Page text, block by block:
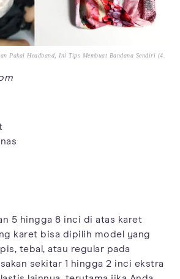
Pakai Headband, Ini Tips Membuat Bandana Sendiri (4.
5 hingga 8 inci di atas karet
karet bisa dipilih model yang
tebal, atau regular pada
sekitar 1 hingga 2 inci ekstra